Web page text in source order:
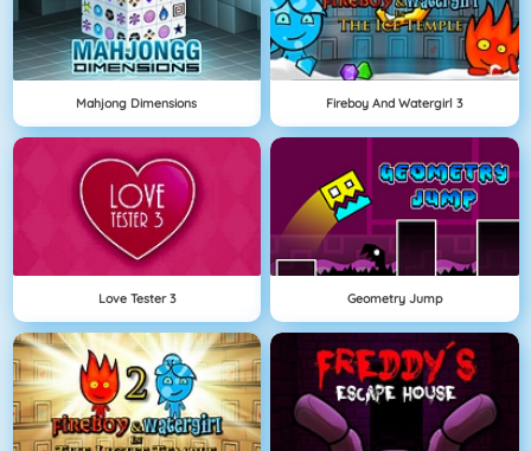
Mahjong Dimensions Fireboy And Watergirl 3
Love Tester 3 Geometry Jump